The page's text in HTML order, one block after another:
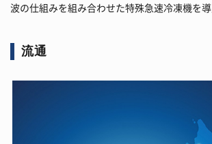
波の仕組みを組み合わせた特殊急速冷凍機を導
流通